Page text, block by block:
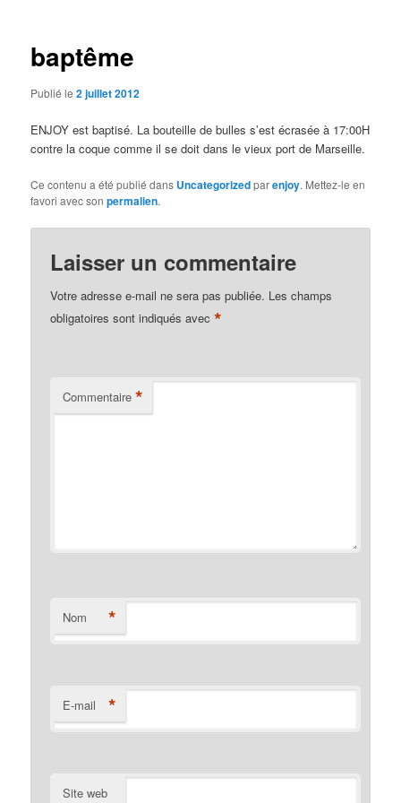
baptême
Publié le2 juillet 2012
ENJOY est baptisé. La bouteille de bulles s’est écrasée à 17:00H
contre la coque comme il se doit dans le vieux port de Marseille.
Ce contenu a été publié dans Uncategorizedparenjoy. Mettez-le en
favori avec sonpermalien.
Laisser un commentaire
Votre adresse e-mail ne sera pas publiée. Les champs
obligatoires sont indiqués avec*
Commentaire *
Nom *
E-mail *
Site web